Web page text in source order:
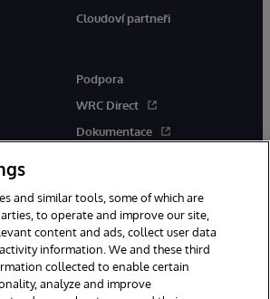
Cloudoví partneři
Podpora
WRC Direct
Dokumentace
and similar tools, some of which are
to operate and improve our site,
content and ads, collect user data
information. We and these third
collected to enable certain
analyze and improve